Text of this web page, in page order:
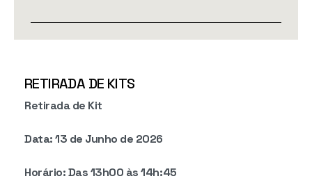
RETIRADA DE KITS
Retirada de Kit
Data: 13 de Junho de 2026
Horário: Das 13h00 às 14h:45